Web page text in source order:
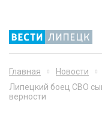
Главная Новости
Липецкий боец СВО
верности